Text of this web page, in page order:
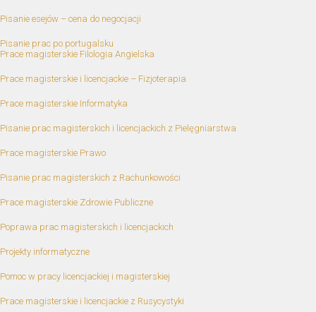
Pisanie esejów – cena do negocjacji
Pisanie prac po portugalsku
Prace magisterskie Filologia Angielska
Prace magisterskie i licencjackie – Fizjoterapia
Prace magisterskie Informatyka
Pisanie prac magisterskich i licencjackich z Pielęgniarstwa
Prace magisterskie Prawo
Pisanie prac magisterskich z Rachunkowości
Prace magisterskie Zdrowie Publiczne
Poprawa prac magisterskich i licencjackich
Projekty informatyczne
Pomoc w pracy licencjackiej i magisterskiej
Prace magisterskie i licencjackie z Rusycystyki